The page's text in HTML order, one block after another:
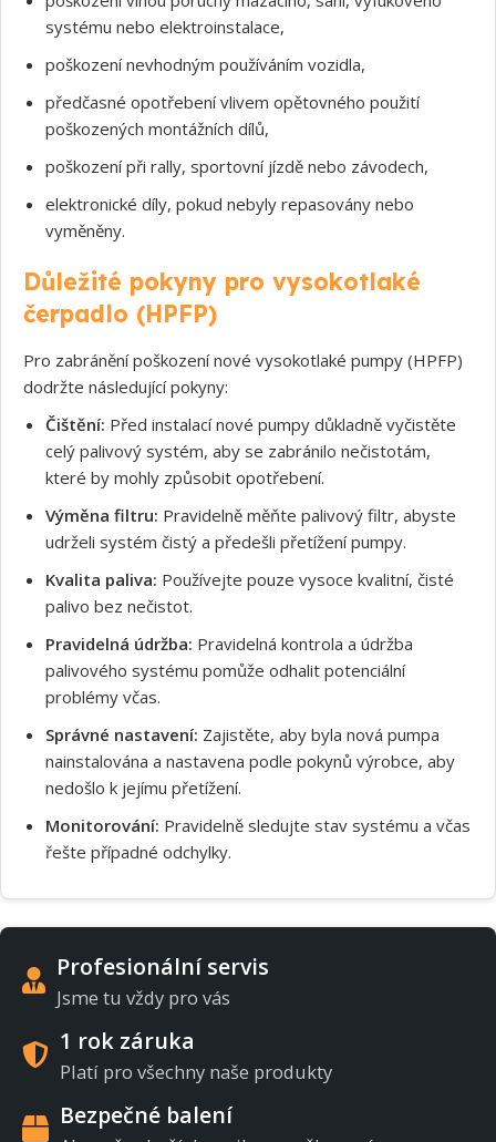
systému nebo elektroinstalace,
poškození nevhodným používáním vozidla,
předčasné opotřebení vlivem opětovného použití
poškozených montážních dílů,
poškození při rally, sportovní jízdě nebo závodech,
elektronické díly, pokud nebyly repasovány nebo
vyměněny.
Důležité pokyny pro vysokotlaké
čerpadlo (HPFP)
Pro zabránění poškození nové vysokotlaké pumpy (HPFP)
dodržte následující pokyny:
Čištění: Před instalací nové pumpy důkladně vyčistěte
celý palivový systém, aby se zabránilo nečistotám,
které by mohly způsobit opotřebení.
Výměna filtru: Pravidelně měňte palivový filtr, abyste
udrželi systém čistý a předešli přetížení pumpy.
Kvalita paliva: Používejte pouze vysoce kvalitní, čisté
palivo bez nečistot.
Pravidelná údržba: Pravidelná kontrola a údržba
palivového systému pomůže odhalit potenciální
problémy včas.
Správné nastavení: Zajistěte, aby byla nová pumpa
nainstalována a nastavena podle pokynů výrobce, aby
nedošlo k jejímu přetížení.
Monitorování: Pravidelně sledujte stav systému a včas
řešte případné odchylky.
Profesionální servis
Jsme tu vždy pro vás
1 rok záruka
Platí pro všechny naše produkty
Bezpečné balení
Souhlasím s GDPR